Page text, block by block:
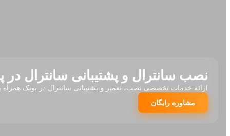
نصب سانترال و پشتیبانی سانترال در
ارائه خدمات تخصصی نصب، تعمیر و پشتیبانی سانترال در پونک همراه
مشاوره رایگان